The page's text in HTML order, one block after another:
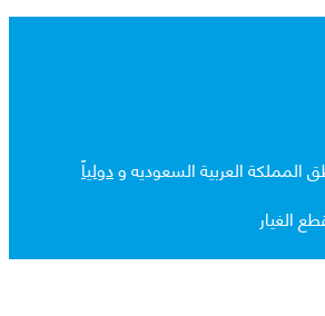
العربية السعوديه ودولياً
الغيار